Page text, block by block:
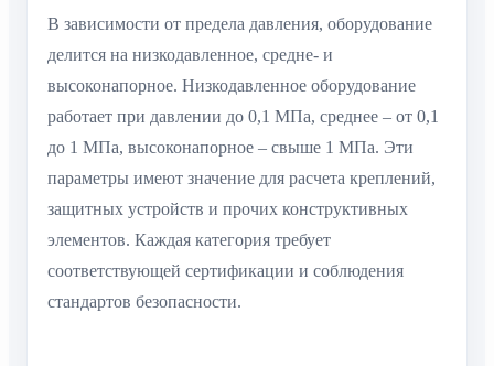
В зависимости от предела давления, оборудование
делится на низкодавленное, средне- и
высоконапорное. Низкодавленное оборудование
работает при давлении до 0,1 МПа, среднее – от 0,1
до 1 МПа, высоконапорное – свыше 1 МПа. Эти
параметры имеют значение для расчета креплений,
защитных устройств и прочих конструктивных
элементов. Каждая категория требует
соответствующей сертификации и соблюдения
стандартов безопасности.